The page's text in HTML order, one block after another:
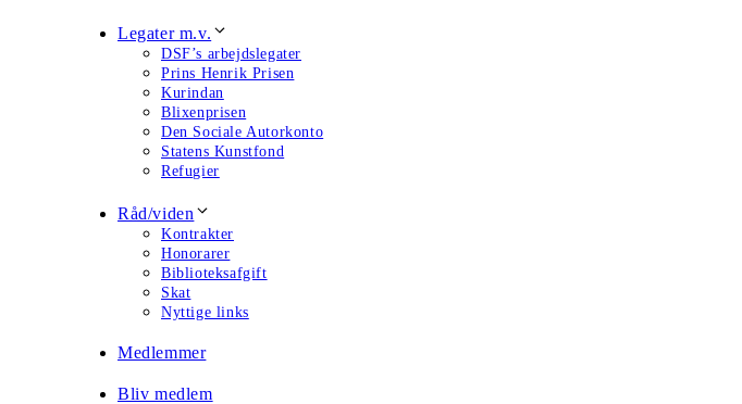
Legater m.v.
DSF’s arbejdslegater
Prins Henrik Prisen
Kurindan
Blixenprisen
Den Sociale Autorkonto
Statens Kunstfond
Refugier
Råd/viden
Kontrakter
Honorarer
Biblioteksafgift
Skat
Nyttige links
Medlemmer
Bliv medlem